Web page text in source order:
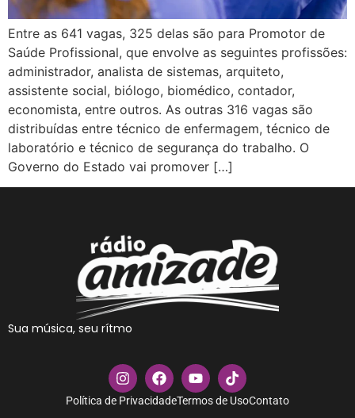
Entre as 641 vagas, 325 delas são para Promotor de
Saúde Profissional, que envolve as seguintes profissões:
administrador, analista de sistemas, arquiteto,
assistente social, biólogo, biomédico, contador,
economista, entre outros. As outras 316 vagas são
distribuídas entre técnico de enfermagem, técnico de
laboratório e técnico de segurança do trabalho. O
Governo do Estado vai promover […]
Sua música, seu rítmo
Política de PrivacidadeTermos de UsoContato